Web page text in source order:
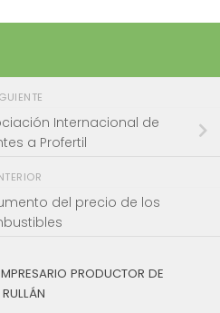
Internacional de
a Profertil
del precio de los
PRODUCTOR DE